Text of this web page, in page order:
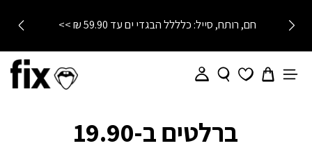
חם, רותח, סייל: כלללל הבגדי ים עד 59.90 ₪ >>
ברלטים ב-19.90